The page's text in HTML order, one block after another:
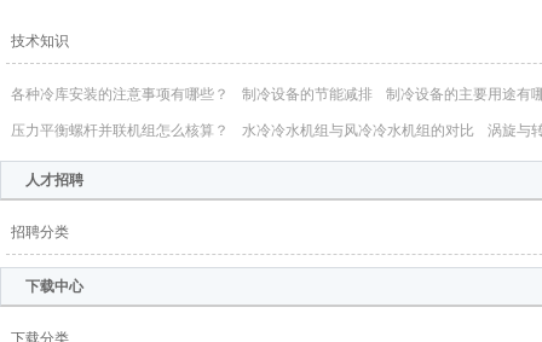
技术知识
各种冷库安装的注意事项有哪些？ 制冷设备的节能减排 制冷设备的主要用途有
压力平衡螺杆并联机组怎么核算？ 水冷冷水机组与风冷冷水机组的对比 涡旋与
人才招聘
招聘分类
下载中心
下载分类